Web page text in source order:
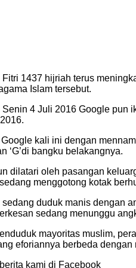
1437 hijriah terus
Islam tersebut.
4 Juli 2016 Google pun
kali ini dengan
‘G’di bangku belakangnya.
dilatari oleh pasangan
menggotong kotak
duduk manis dengan
sedang menunggu
mayoritas muslim,
eforiannya berbeda
kami di Facebook